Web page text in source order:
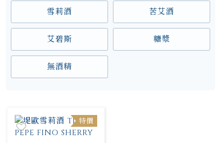
雪莉酒 苦艾酒
艾碧斯 糖漿
無酒精
特價